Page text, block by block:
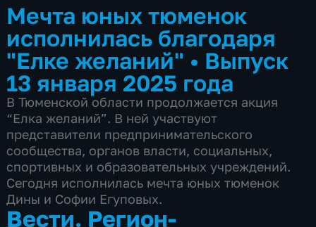
Мечта юных тюменок
исполнилась благодаря
"Елке желаний" • Выпуск
13 января 2025 года
В Тюменской области продолжается акция
“Елка желаний”. В ней участвуют
представители предпринимательского
сообщества, органов власти, социальных,
спортивных и образовательных учреждений.
Сегодня исполнилась мечта юных тюменок
Дины и Софии Егуповых.
Вести. Регион-